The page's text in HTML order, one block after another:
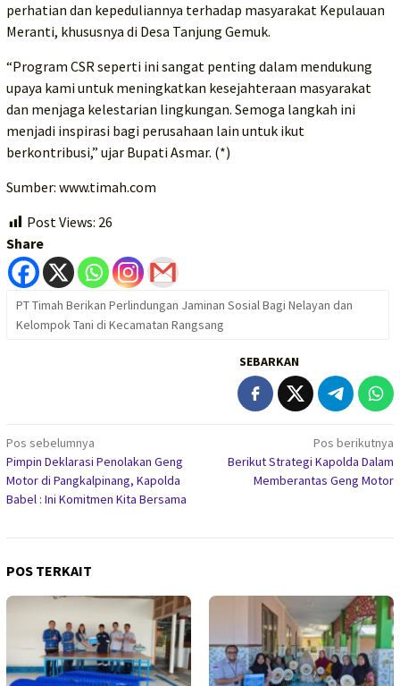
perhatian dan kepeduliannya terhadap masyarakat Kepulauan
Meranti, khususnya di Desa Tanjung Gemuk.
“Program CSR seperti ini sangat penting dalam mendukung
upaya kami untuk meningkatkan kesejahteraan masyarakat
dan menjaga kelestarian lingkungan. Semoga langkah ini
menjadi inspirasi bagi perusahaan lain untuk ikut
berkontribusi,” ujar Bupati Asmar. (*)
Sumber: www.timah.com
Post Views: 26
Share
PT Timah Berikan Perlindungan Jaminan Sosial Bagi Nelayan dan
Kelompok Tani di Kecamatan Rangsang
SEBARKAN
Navigasi
pos
Pos sebelumnya
Pimpin Deklarasi Penolakan Geng
Motor di Pangkalpinang, Kapolda
Babel : Ini Komitmen Kita Bersama
Pos berikutnya
Berikut Strategi Kapolda Dalam
Memberantas Geng Motor
POS TERKAIT